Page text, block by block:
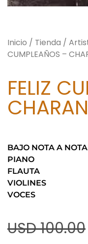
Inicio / Tienda /
CUMPLEAÑOS –
FELIZ
BAJO NOTA A NOTA
PIANO
FLAUTA
VIOLINES
VOCES
USD 100.00